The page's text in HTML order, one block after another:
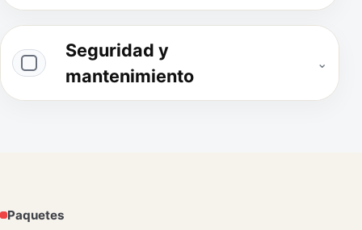
Seguridad y
mantenimiento
⌄
Paquetes